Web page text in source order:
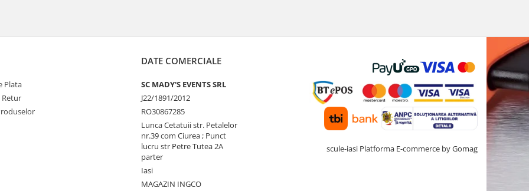
Plata
Retur
DATE COMERCIALE
SC MADY'S EVENTS SRL
J22/1891/2012
RO30867285
Lunca Cetatuii str. Petalelor
nr.39 com Ciurea ; Punct
lucru str Petre Tutea 2A
parter
Iasi
MAGAZIN INGCO
scule-iasi Platforma E-commerce by Gomag